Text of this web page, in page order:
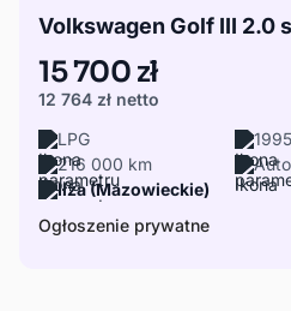
Volkswagen Golf III 2.0
15 700 zł
12 764 zł netto
LPG
1995
216 000 km
Iłża (Mazowieckie)
Ogłoszenie prywatne